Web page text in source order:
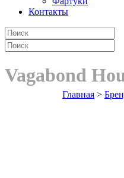
Контакты
Vagabond
Главная >